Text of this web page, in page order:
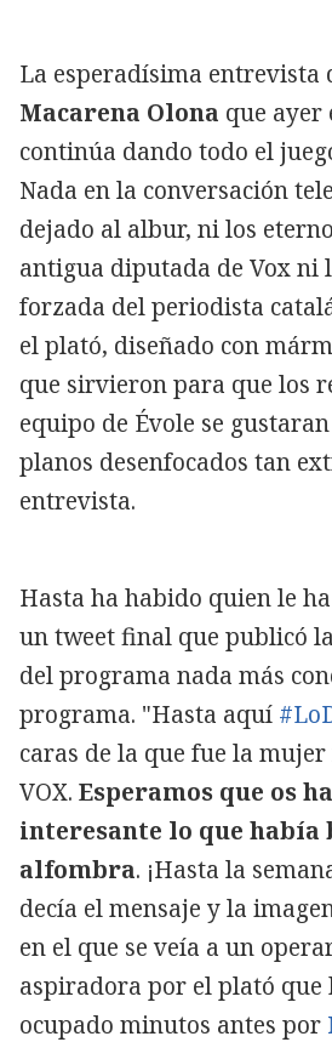
La esperadísima entrevista
Macarena Olona que ayer
continúa dando todo el
Nada en la conversación
dejado al albur, ni los
antigua diputada de Vox ni
forzada del periodista
el plató, diseñado con
que sirvieron para que los
equipo de Évole se
planos desenfocados tan
entrevista.
Hasta ha habido quien le
un tweet final que publicó
del programa nada más
programa. "Hasta aquí
caras de la que fue la
VOX. Esperamos que os
interesante lo que había
alfombra. ¡Hasta la
decía el mensaje y la
en el que se veía a un
aspiradora por el plató que
ocupado minutos antes por